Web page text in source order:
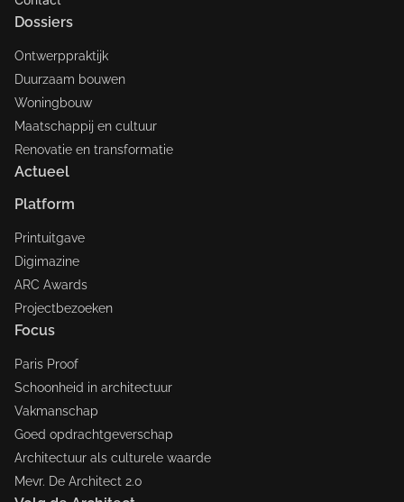
Dossiers
Ontwerppraktijk
Duurzaam bouwen
Woningbouw
Maatschappij en cultuur
Renovatie en transformatie
Actueel
Platform
Printuitgave
Digimazine
ARC Awards
Projectbezoeken
Focus
Paris Proof
Schoonheid in architectuur
Vakmanschap
Goed opdrachtgeverschap
Architectuur als culturele waarde
Mevr. De Architect 2.0